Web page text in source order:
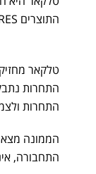
התוצרים DFSK, SERES וקי ג'י מוביליטי, טלקאר מייבאת את התוצר קיה, בקטגוריית הרכבים הפרטיים M1.
התחרות
התחבורה,